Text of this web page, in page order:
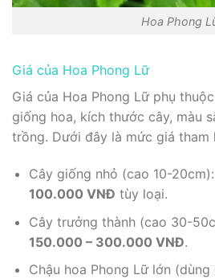
Hoa Phong
Giá của Hoa Phong Lữ
Giá của Hoa Phong Lữ phụ
giống hoa, kích thước cây, màu
trồng. Dưới đây là mức giá tham
Cây giống nhỏ (cao 10-
100.000 VNĐ tùy loại.
Cây trưởng thành (cao 30-
150.000 – 300.000 VNĐ.
Chậu hoa Phong Lữ lớn